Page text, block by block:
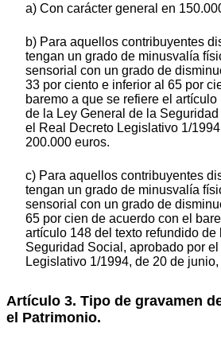
a) Con carácter general en
b) Para aquellos contribuyentes
tengan un grado de minusvalía
sensorial con un grado de
33 por ciento e inferior al 65 por
baremo a que se refiere el
de la Ley General de la
el Real Decreto Legislativo 1/
200.000 euros.
c) Para aquellos contribuyentes
tengan un grado de minusvalía
sensorial con un grado de
65 por cien de acuerdo con el
artículo 148 del texto refundido de
Seguridad Social, aprobado por
Legislativo 1/1994, de 20 de
Artículo 3. Tipo de gravamen
el Patrimonio.